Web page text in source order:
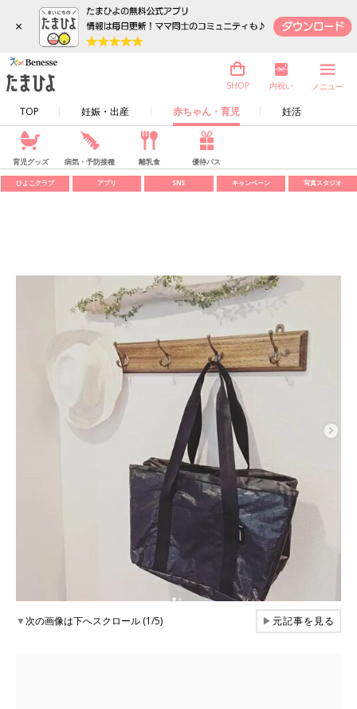
×
TOP 妊娠・出産 赤ちゃん・育児 妊活
SHOP 内祝い メニュー
育児グッズ 病気・予防接種 離乳食 優待パス
ひよこクラブ アプリ SNS キャンペーン 写真スタジオ
▼次の画像は下へスクロール (1/5) ▶元記事を見る